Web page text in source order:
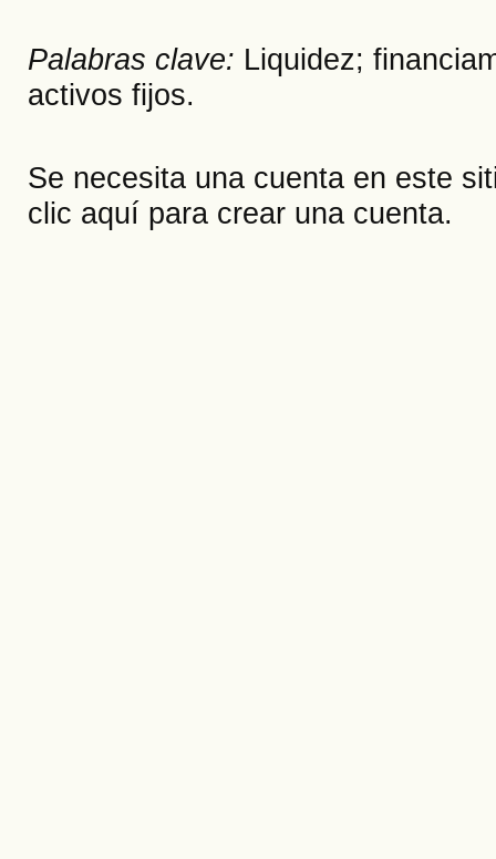
Palabras clave: Liquidez;
activos fijos.
Se necesita una cuenta en este
clic aquí para crear una cuenta.